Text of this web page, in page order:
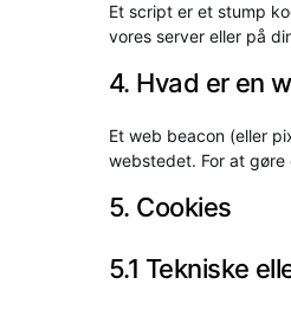
Et script er et stump
vores server eller på
4. Hvad er en
Et web beacon (eller
webstedet. For at
5. Cookies
5.1 Tekniske